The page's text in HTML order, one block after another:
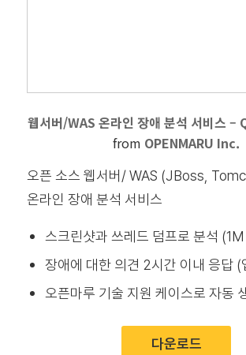
웹서버/WAS 온라인 장애 분석 서비스
from OPENMARU Inc.
오픈 소스 웹서버/ WAS (JBoss,
온라인 장애 분석 서비스
스크린샷과 쓰레드 덤프로 분석
장애에 대한 의견 2시간 이내 응답 (
오픈마루 기술 지원 케이스로 자동
다운로드